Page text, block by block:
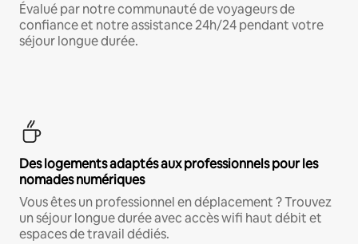
Évalué par notre communauté de voyageurs de
confiance et notre assistance 24h/24 pendant votre
séjour longue durée.
Des logements adaptés aux professionnels pour les
nomades numériques
Vous êtes un professionnel en déplacement ? Trouvez
un séjour longue durée avec accès wifi haut débit et
espaces de travail dédiés.